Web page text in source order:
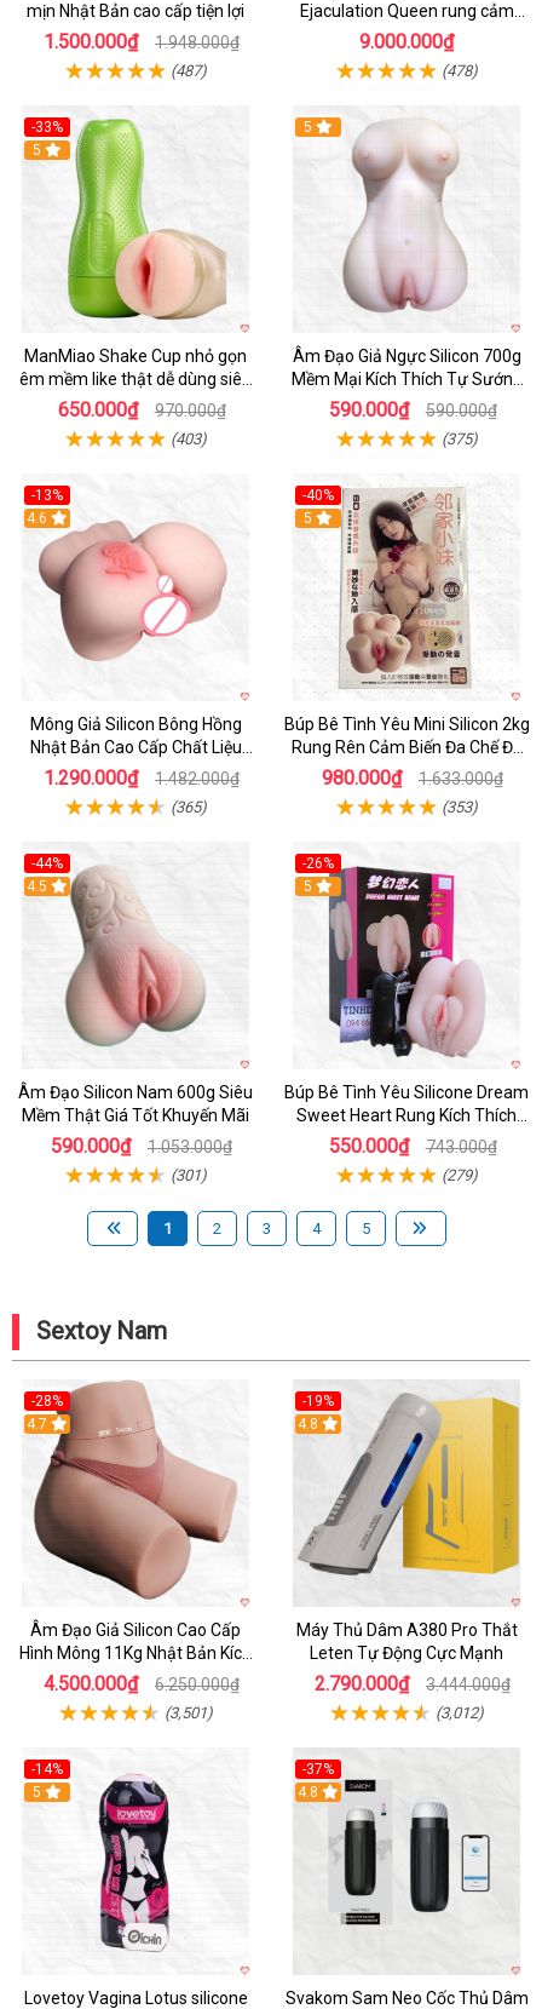
mịn Nhật Bản cao cấp tiện lợi
1.500.000₫ 1.948.000₫
(487)
Ejaculation Queen rung cảm
biến sưởi ấm phun nước thông
9.000.000₫
(478)
-33%
Hot
5
ManMiao Shake Cup nhỏ gọn
êm mềm like thật dễ dùng siêu
hưng phấn
650.000₫ 970.000₫
(403)
5
Âm Đạo Giả Ngực Silicon 700g
Mềm Mại Kích Thích Tự Sướng
Nam
590.000₫ 590.000₫
(375)
-13%
4.6
Mông Giả Silicon Bông Hồng
Nhật Bản Cao Cấp Chất Liệu
Mềm Mại
1.290.000₫ 1.482.000₫
(365)
-40%
5
Búp Bê Tình Yêu Mini Silicon 2kg
Rung Rên Cảm Biến Đa Chế Độ
Sành Điệu
980.000₫ 1.633.000₫
(353)
-44%
4.5
Âm Đạo Silicon Nam 600g Siêu
Mềm Thật Giá Tốt Khuyến Mãi
590.000₫ 1.053.000₫
(301)
-26%
Hot
5
Búp Bê Tình Yêu Silicone Dream
Sweet Heart Rung Kích Thích
Mua
550.000₫ 743.000₫
(279)
1 2 3 4 5
Sextoy Nam
-28%
4.7
Âm Đạo Giả Silicon Cao Cấp
Hình Mông 11Kg Nhật Bản Kích
Thước Như Thật
4.500.000₫ 6.250.000₫
(3,501)
-19%
Hot
4.8
Máy Thủ Dâm A380 Pro Thắt
Leten Tự Động Cực Mạnh
2.790.000₫ 3.444.000₫
(3,012)
-14%
Hot
5
Lovetoy Vagina Lotus silicone
-37%
4.8
Svakom Sam Neo Cốc Thủ Dâm